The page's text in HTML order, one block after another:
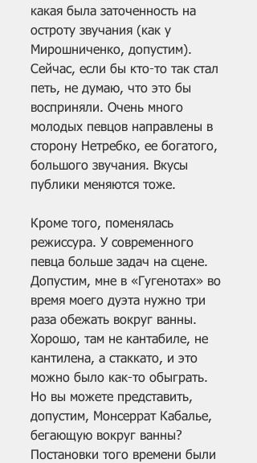
какая была заточенность на
остроту звучания (как у
Мирошниченко, допустим).
Сейчас, если бы кто-то так стал
петь, не думаю, что это бы
восприняли. Очень много
молодых певцов направлены в
сторону Нетребко, ее богатого,
большого звучания. Вкусы
публики меняются тоже.
Кроме того, поменялась
режиссура. У современного
певца больше задач на сцене.
Допустим, мне в «Гугенотах» во
время моего дуэта нужно три
раза обежать вокруг ванны.
Хорошо, там не кантабиле, не
кантилена, а стаккато, и это
можно было как-то обыграть.
Но вы можете представить,
допустим, Монсеррат Кабалье,
бегающую вокруг ванны?
Постановки того времени были